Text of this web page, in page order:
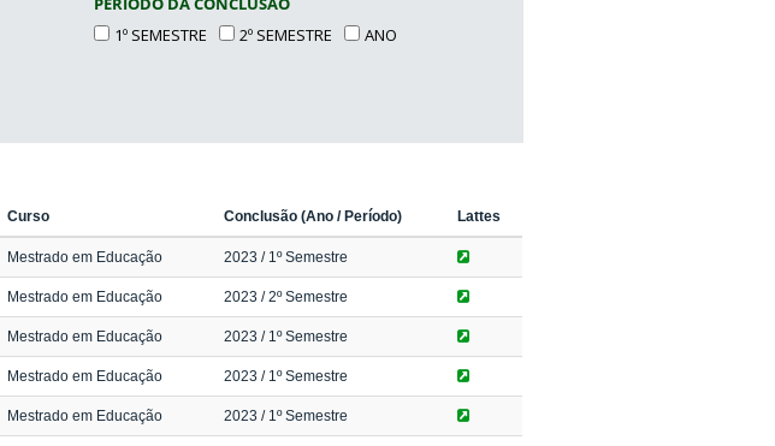
1º SEMESTRE
2º SEMESTRE ANO
Curso Conclusão (Ano / Período) Lattes
Mestrado em Educação 2023 / 1º Semestre
Mestrado em Educação 2023 / 2º Semestre
Mestrado em Educação 2023 / 1º Semestre
Mestrado em Educação 2023 / 1º Semestre
Mestrado em Educação 2023 / 1º Semestre